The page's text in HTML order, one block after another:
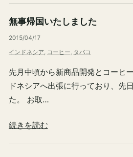
無事帰国いたしました
2015/04/17
インドネシア, コーヒー, タバコ
先月中頃から新商品開発とコーヒ
ドネシアへ出張に行っており、先
た。 お取…
続きを読む